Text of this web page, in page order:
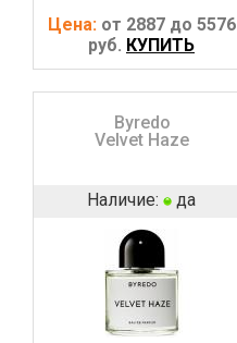
Цена: от 2887 до 5576
руб. КУПИТЬ
Byredo
Velvet Haze
Наличие: да